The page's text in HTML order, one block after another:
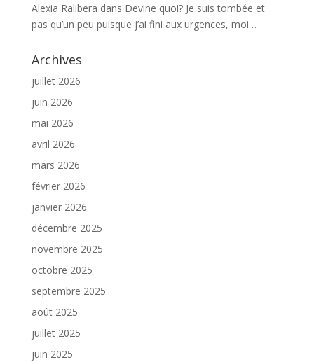
Alexia Ralibera dans Devine quoi? Je suis tombée et
pas qu’un peu puisque j’ai fini aux urgences, moi…
Archives
juillet 2026
juin 2026
mai 2026
avril 2026
mars 2026
février 2026
janvier 2026
décembre 2025
novembre 2025
octobre 2025
septembre 2025
août 2025
juillet 2025
juin 2025